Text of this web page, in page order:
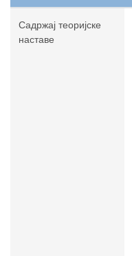
Садржај теоријске
наставе